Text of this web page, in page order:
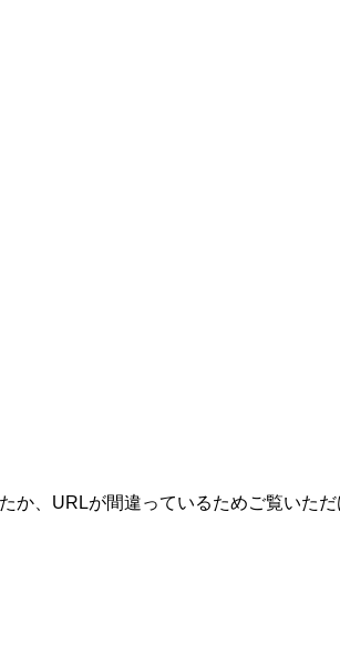
、URLが間違っているためご覧いた